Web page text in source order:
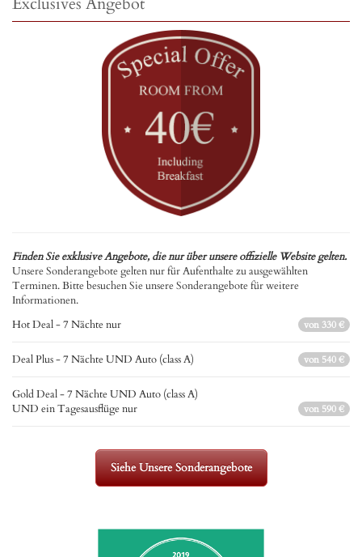
Finden Sie exklusive Angebote, die nur über unsere offizielle Website gelten.
Unsere Sonderangebote gelten nur für Aufenthalte zu ausgewählten
Terminen. Bitte besuchen Sie unsere Sonderangebote für weitere
Informationen.
Hot Deal - 7 Nächte nur
von 330 €
Deal Plus - 7 Nächte UND Auto (class A) von 540 €
Gold Deal - 7 Nächte UND Auto (class A)
UND ein Tagesausflüge nur
von 590 €
Siehe Unsere Sonderangebote